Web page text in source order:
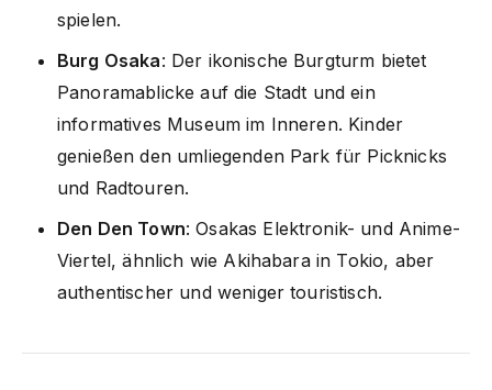
spielen.
Burg Osaka: Der ikonische Burgturm bietet
Panoramablicke auf die Stadt und ein
informatives Museum im Inneren. Kinder
genießen den umliegenden Park für Picknicks
und Radtouren.
Den Den Town: Osakas Elektronik- und Anime-
Viertel, ähnlich wie Akihabara in Tokio, aber
authentischer und weniger touristisch.